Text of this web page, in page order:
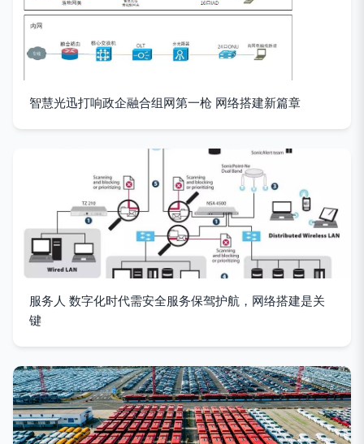
智慧光迅打响政企融合组网第一枪 网络搭建新篇章
服务人 数字化时代需安全服务保驾护航，网络搭建是关
键